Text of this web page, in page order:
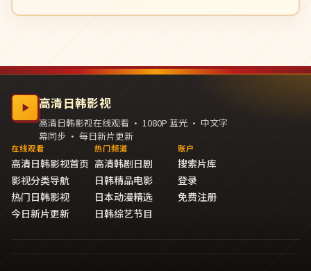
高清日韩影视
高清日韩影视在线观看 · 1080P 蓝光 · 中文字
幕同步 · 每日新片更新
在线观看
高清日韩影视首页
影视分类导航
热门日韩影视
今日新片更新
热门频道
高清韩剧日剧
日韩精品电影
日本动漫精选
日韩综艺节目
账户
搜索片库
登录
免费注册